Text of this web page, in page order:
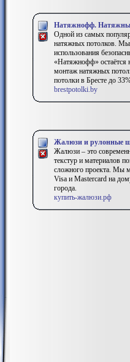
Натяжнофф.
Одной из самых
натяжных потолков. Мы
использования
«Натяжнофф» остаётся
монтаж натяжных
потолки в Бресте до
brestpotolki.by
Жалюзи и рулонные
Жалюзи – это
текстур и материалов
сложного проекта. Мы
Visa и Mastercard на
города.
купить-жалюзи.рф